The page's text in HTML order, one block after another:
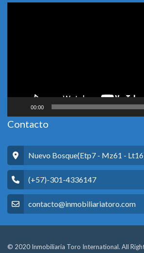
00:00
Contacto
Nuevo Bosque(Etp7 - Mz61 -
(+57)-301-4336147
contacto@inmobiliariatoro.com
© 2020 Inmobiliaria Toro International. All